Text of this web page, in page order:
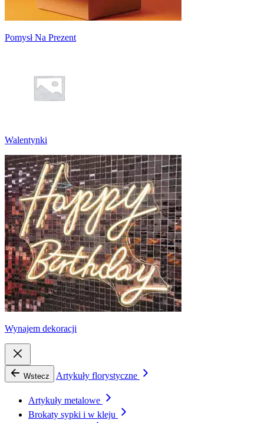
Pomysł Na Prezent
Walentynki
Wynajem dekoracji
Wstecz Artykuły florystyczne
Artykuły metalowe
Brokaty sypki i w kleju